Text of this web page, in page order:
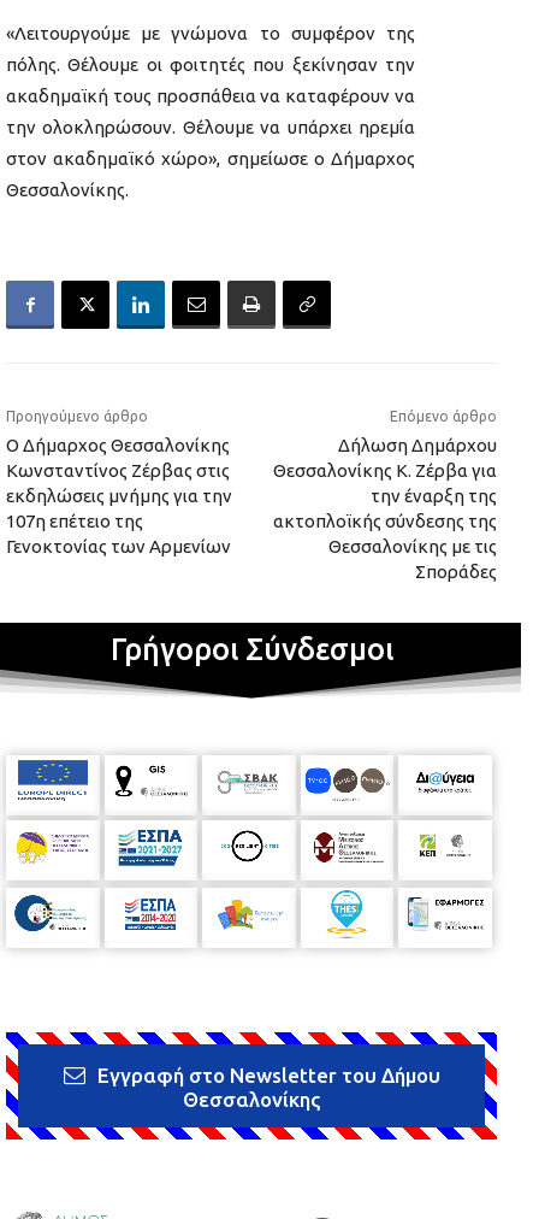
«Λειτουργούμε με γνώμονα το συμφέρον της
πόλης. Θέλουμε οι φοιτητές που ξεκίνησαν την
ακαδημαϊκή τους προσπάθεια να καταφέρουν να
την ολοκληρώσουν. Θέλουμε να υπάρχει ηρεμία
στον ακαδημαϊκό χώρο», σημείωσε ο Δήμαρχος
Θεσσαλονίκης.
Προηγούμενο άρθρο
Ο Δήμαρχος Θεσσαλονίκης
Κωνσταντίνος Ζέρβας στις
εκδηλώσεις μνήμης για την
107η επέτειο της
Γενοκτονίας των Αρμενίων
Επόμενο άρθρο
Δήλωση Δημάρχου
Θεσσαλονίκης Κ. Ζέρβα για
την έναρξη της
ακτοπλοϊκής σύνδεσης της
Θεσσαλονίκης με τις
Σποράδες
Γρήγοροι Σύνδεσμοι
Εγγραφή στο Newsletter του Δήμου
Θεσσαλονίκης